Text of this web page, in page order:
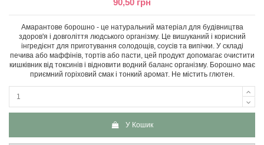
Амарантове борошно - це натуральний матеріал для будівництва
здоров'я і довголіття людського організму. Це вишуканий і корисний
інгредієнт для приготування солодощів, соусів та випічки. У складі
печива або маффінів, тортів або пасти, цей продукт допомагає очистити
кишківник від токсинів і відновити водний баланс організму. Борошно має
приємний горіховий смак і тонкий аромат. Не містить глютен.
У Кошик